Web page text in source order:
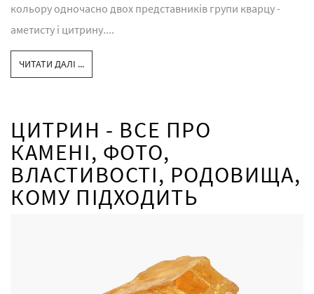
кольору одночасно двох представників групи кварцу -
аметисту і цитрину....
ЧИТАТИ ДАЛІ ...
ЦИТРИН - ВСЕ ПРО
КАМЕНІ, ФОТО,
ВЛАСТИВОСТІ, РОДОВИЩА,
КОМУ ПІДХОДИТЬ